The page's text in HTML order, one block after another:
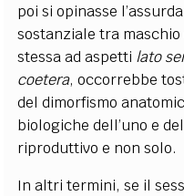
poi si opinasse
sostanziale tra
stessa ad aspetti lato
coetera, occorrebbe
del dimorfismo
biologiche dell’uno e
riproduttivo e non solo.
In altri termini, se il